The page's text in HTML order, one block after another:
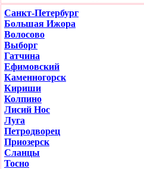
Санкт-Петербург
Большая Ижора
Волосово
Выборг
Гатчина
Ефимовский
Каменногорск
Кириши
Колпино
Лисий Нос
Луга
Петродворец
Приозерск
Сланцы
Тосно